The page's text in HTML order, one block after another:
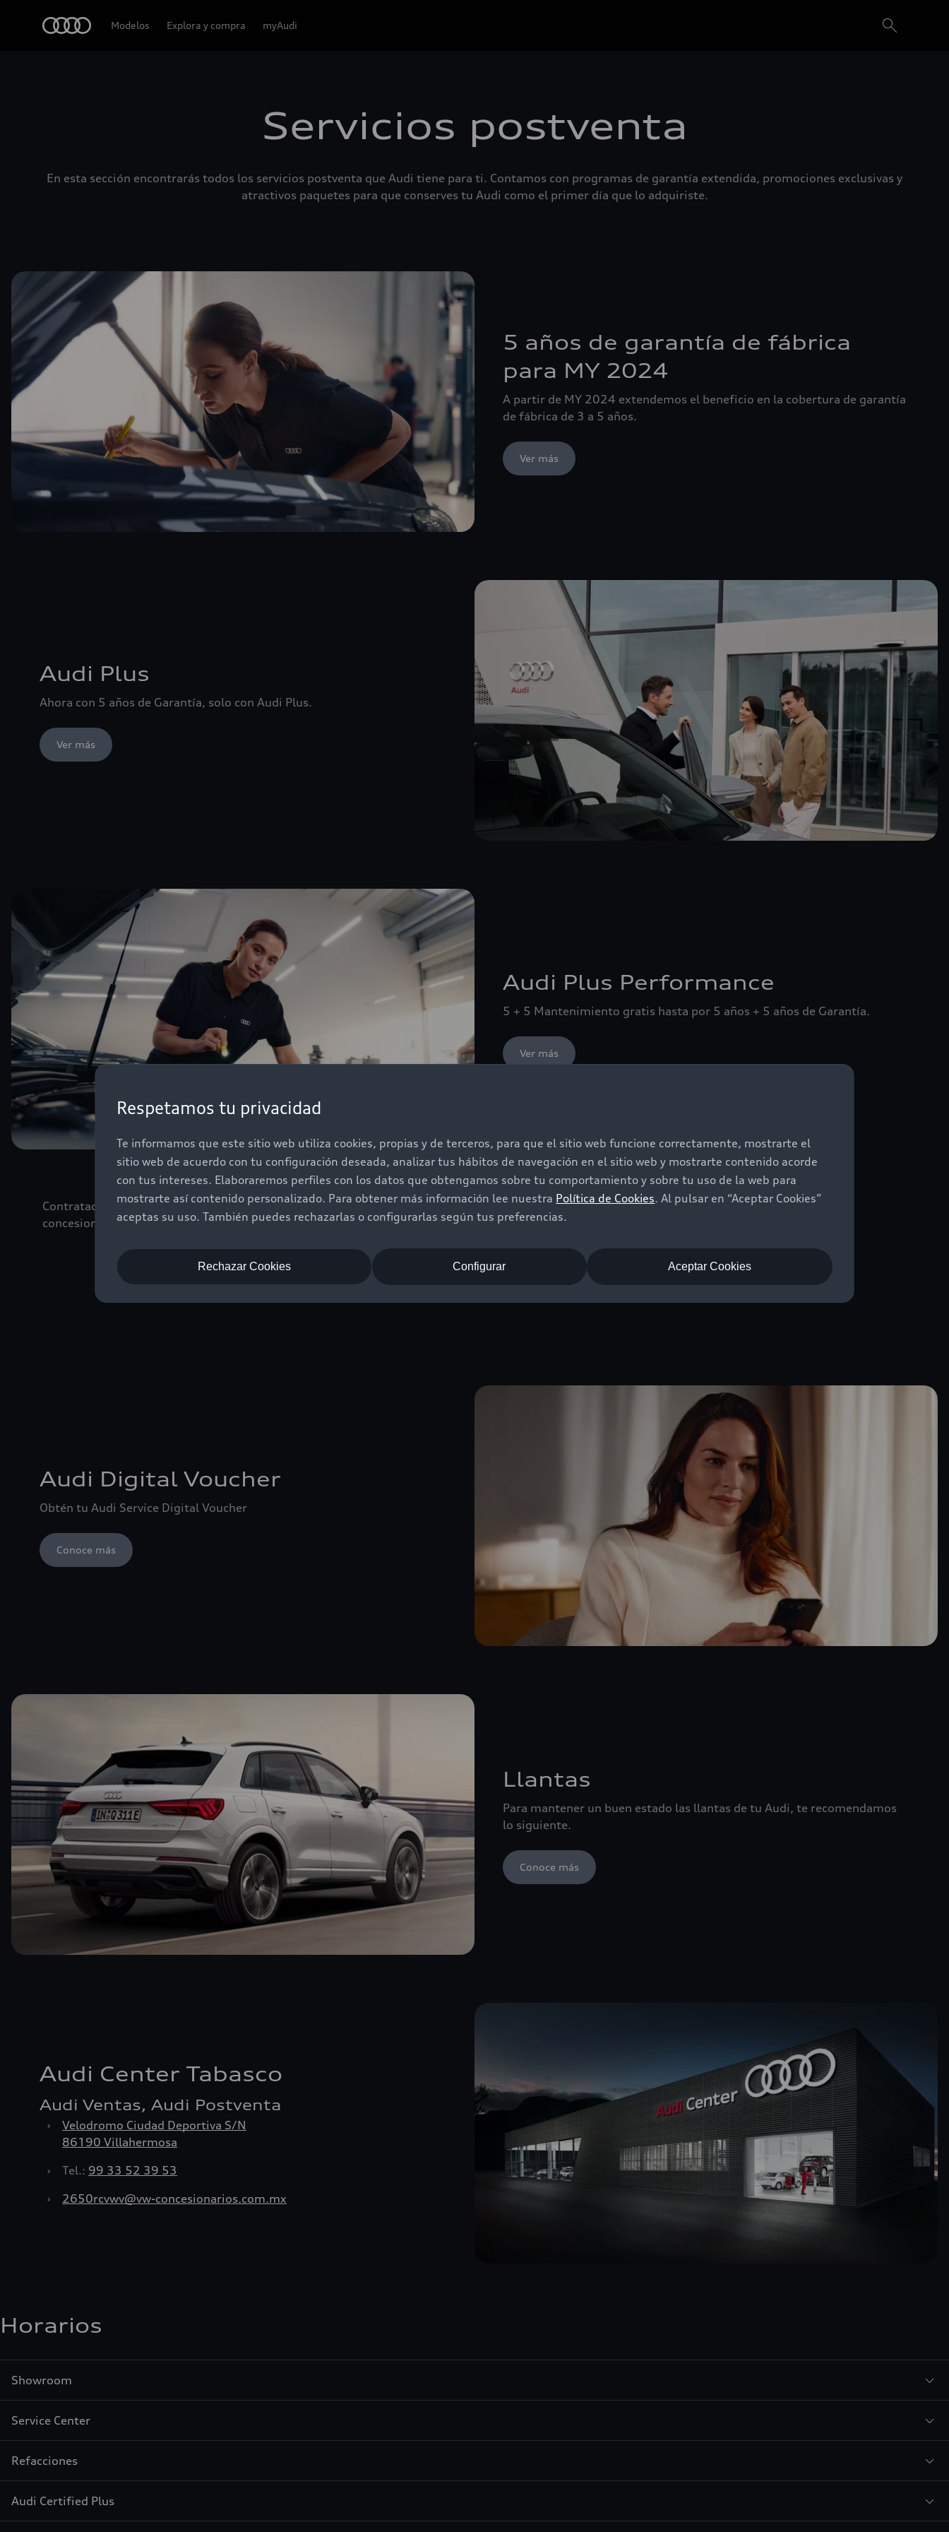
Respetamos tu privacidad
Te informamos que este sitio web utiliza cookies, propias y de terceros, para que el sitio web funcione correctamente, mostrarte el
sitio web de acuerdo con tu configuración deseada, analizar tus hábitos de navegación en el sitio web y mostrarte contenido acorde
con tus intereses. Elaboraremos perfiles con los datos que obtengamos sobre tu comportamiento y sobre tu uso de la web para
mostrarte así contenido personalizado. Para obtener más información lee nuestra Política de Cookies. Al pulsar en “Aceptar Cookies”
aceptas su uso. También puedes rechazarlas o configurarlas según tus preferencias.
Aceptar Cookies
Rechazar Cookies Configurar
Modelos Explora y compra myAudi
Servicios postventa
En esta sección encontrarás todos los servicios postventa que Audi tiene para ti. Contamos con programas de garantía extendida, promociones exclusivas y
atractivos paquetes para que conserves tu Audi como el primer día que lo adquiriste.
5 años de garantía de fábrica
para MY 2024
A partir de MY 2024 extendemos el beneficio en la cobertura de garantía
de fábrica de 3 a 5 años.
Ver más
Audi Plus
Ahora con 5 años de Garantía, solo con Audi Plus.
Ver más
Audi Plus Performance
5 + 5 Mantenimiento gratis hasta por 5 años + 5 años de Garantía.
Ver más
Contratación válida desde el momento de la adquisición del vehículo nuevo en Concesionaria autorizada de la marca Audi. Consulta precios en la
concesionaria marca Audi de tu preferencia.
Audi Digital Voucher
Obtén tu Audi Service Digital Voucher
Conoce más
Llantas
Para mantener un buen estado las llantas de tu Audi, te recomendamos
lo siguiente.
Conoce más
Audi Center Tabasco
Audi Ventas, Audi Postventa
›
Velodromo Ciudad Deportiva S/N
86190 Villahermosa
›
Tel.: 99 33 52 39 53
›
2650rcvwv@vw-concesionarios.com.mx
Horarios
Showroom
Service Center
Refacciones
Audi Certified Plus